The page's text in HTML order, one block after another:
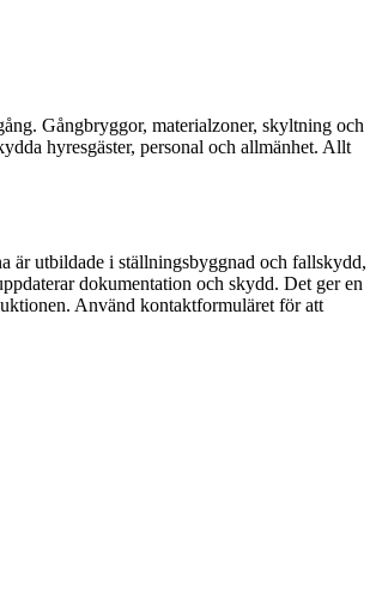
Gångbryggor, materialzoner, skyltning och
hyresgäster, personal och allmänhet. Allt
är utbildade i ställningsbyggnad och fallskydd,
dokumentation och skydd. Det ger en
Använd kontaktformuläret för att